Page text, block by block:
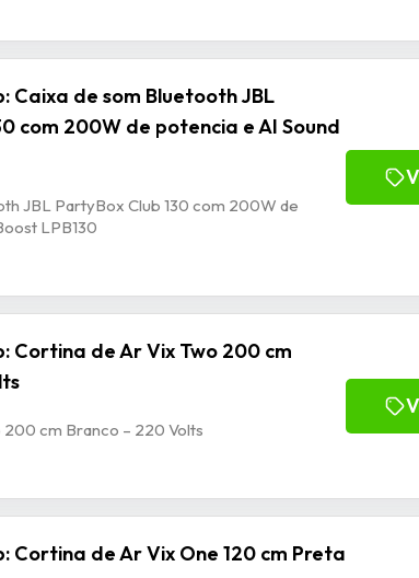
Caixa de som Bluetooth JBL
com 200W de potencia e AI Sound
JBL PartyBox Club 130 com 200W de
LPB130
Cortina de Ar Vix Two 200 cm
200 cm Branco – 220 Volts
Cortina de Ar Vix One 120 cm Preta